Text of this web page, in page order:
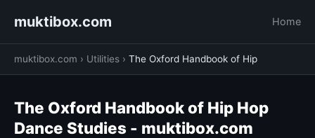
muktibox.com Home
muktibox.com › Utilities › The Oxford Handbook of Hip
The Oxford Handbook of Hip Hop
Dance Studies - muktibox.com